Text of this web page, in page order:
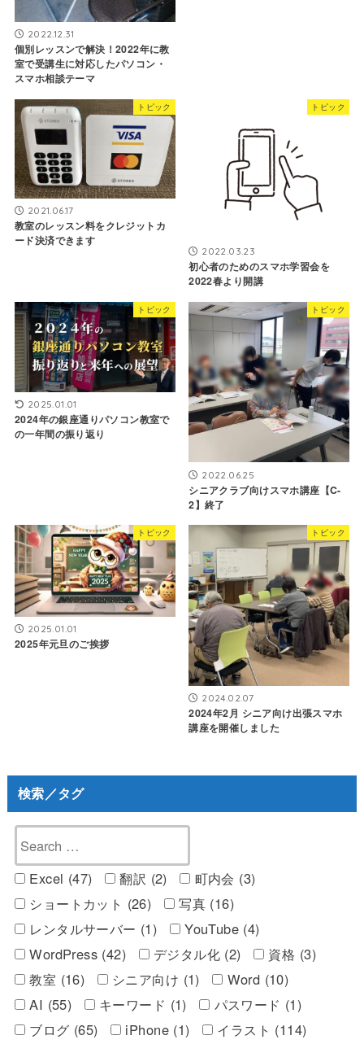
2022.12.31
個別レッスンで解決！2022年に教
室で受講生に対応したパソコン・
スマホ相談テーマ
トピック
2021.06.17
教室のレッスン料をクレジットカ
ード決済できます
トピック
2022.03.23
初心者のためのスマホ学習会を
2022春より開講
トピック
2025.01.01
2024年の銀座通りパソコン教室で
の一年間の振り返り
トピック
2022.06.25
シニアクラブ向けスマホ講座【C-
2】終了
トピック
2025.01.01
2025年元旦のご挨拶
トピック
2024.02.07
2024年2月 シニア向け出張スマホ
講座を開催しました
検索／タグ
Excel (47) 翻訳 (2)
町内会 (3)
ショートカット (26)
写真 (16)
レンタルサーバー (1)
YouTube (4)
WordPress (42)
デジタル化 (2)
資格 (3)
教室 (16)
シニア向け (1)
Word (10)
AI (55)
キーワード (1)
パスワード (1)
ブログ (65)
iPhone (1) イラスト (114)